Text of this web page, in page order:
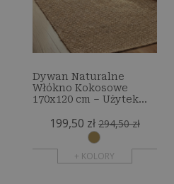
Dywan Naturalne
Włókno Kokosowe
170x120 cm – Użytek
Zewnętrzny – Yuren
199,50 zł 294,50 zł
+ KOLORY